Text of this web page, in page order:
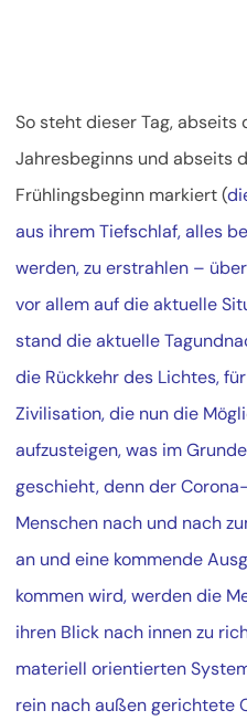
So steht dieser Tag, abseits
Jahresbeginns und abseits
Frühlingsbeginn markiert (
aus ihrem Tiefschlaf, alles
werden, zu erstrahlen –
vor allem auf die aktuelle
stand die aktuelle
die Rückkehr des Lichtes,
Zivilisation, die nun die
aufzusteigen, was im
geschieht, denn der
Menschen nach und nach
an und eine kommende
kommen wird, werden die
ihren Blick nach innen zu
materiell orientierten
rein nach außen gerichtete